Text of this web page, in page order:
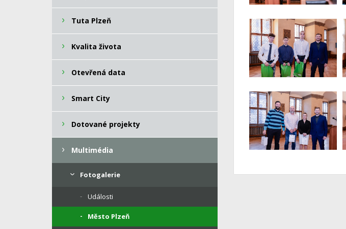
Tuta Plzeň
Kvalita života
Otevřená data
Smart City
Dotované projekty
Multimédia
Fotogalerie
Události
Město Plzeň